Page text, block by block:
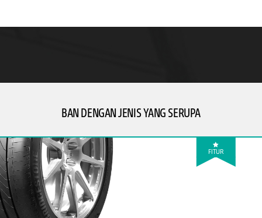
BAN DENGAN JENIS YANG SERUPA
FITUR